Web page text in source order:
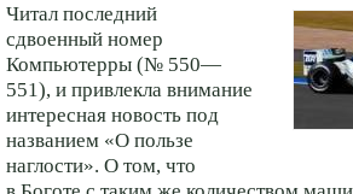
Читал последний
сдвоенный номер
Компьютерры (№ 550—
551), и привлекла внимание
интересная новость под
названием «О пользе
наглости». О том, что